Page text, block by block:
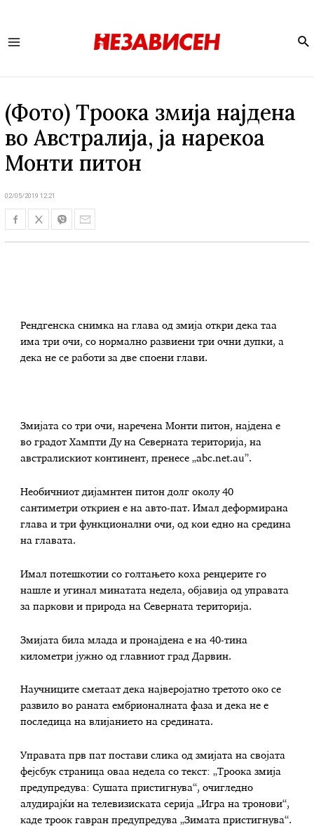
(Фото) Троока змија најдена
во Австралија, ја нарекоа
Монти питон
02/05/2019 12:21
Рендгенска снимка на глава од змија откри дека таа
има три очи, со нормално развиени три очни дупки, а
дека не се работи за две споени глави.
Змијата со три очи, наречена Монти питон, најдена е
во градот Хампти Ду на Северната територија, на
австралискиот континент, пренесе „abc.net.au”.
Необичниот дијамнтен питон долг околу 40
сантиметри откриен е на авто-пат. Имал деформирана
глава и три функционални очи, од кои едно на средина
на главата.
Имал потешкотии со голтањето коха ренџерите го
нашле и угинал минатата недела, објавија од управата
за паркови и природа на Северната територија.
Змијата била млада и пронајдена е на 40-тина
километри јужно од главниот град Дарвин.
Научниците сметаат дека најверојатно третото око се
развило во раната ембрионалната фаза и дека не е
последица на влијанието на средината.
Управата прв пат постави слика од змијата на својата
фејсбук страница оваа недела со текст: „Троока змија
предупредува: Сушата пристигнува“, очигледно
алудирајќи на телевизиската серија „Игра на тронови“,
каде троок гавран предупредува „Зимата пристигнува“.